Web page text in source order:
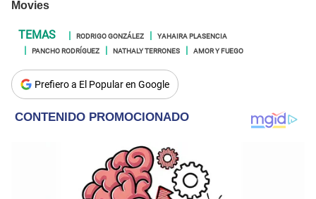
RODRIGO GONZÁLEZ
YAHAIRA PLASENCIA
PANCHO RODRÍGUEZ
NATHALY TERRONES AMOR Y FUEGO
Prefiero a El Popular en Google